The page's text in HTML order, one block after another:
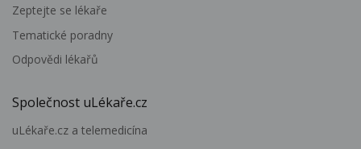
Zeptejte se lékaře
Tematické poradny
Odpovědi lékařů
Společnost uLékaře.cz
uLékaře.cz a telemedicína